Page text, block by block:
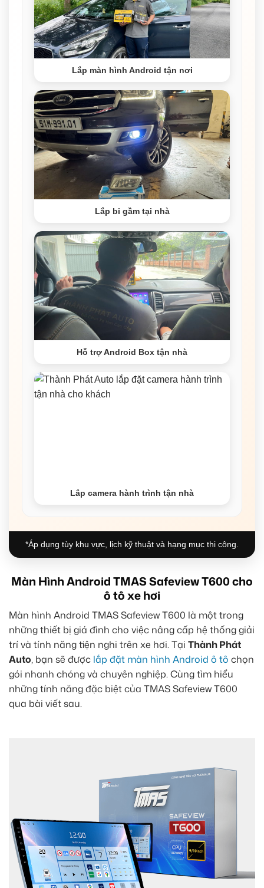
Lắp màn hình Android tận nơi
Lắp bi gầm tại nhà
Hỗ trợ Android Box tận nhà
Lắp camera hành trình tận nhà
*Áp dụng tùy khu vực, lịch kỹ thuật và hạng mục thi công.
Màn Hình Android TMAS Safeview T600 cho
ô tô xe hơi
Màn hình Android TMAS Safeview T600 là một trong
những thiết bị giá đình cho việc nâng cấp hệ thống giải
trí và tính năng tiện nghi trên xe hơi. Tại Thành Phát
Auto, bạn sẽ được lắp đặt màn hình Android ô tô chọn
gói nhanh chóng và chuyên nghiệp. Cùng tìm hiểu
những tính năng đặc biệt của TMAS Safeview T600
qua bài viết sau.